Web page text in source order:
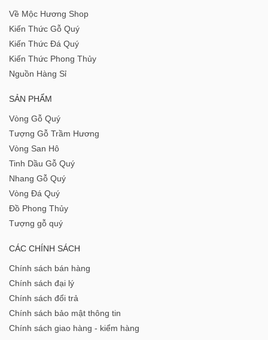
Về Mộc Hương Shop
Kiến Thức Gỗ Quý
Kiến Thức Đá Quý
Kiến Thức Phong Thủy
Nguồn Hàng Sỉ
SẢN PHẨM
Vòng Gỗ Quý
Tượng Gỗ Trầm Hương
Vòng San Hô
Tinh Dầu Gỗ Quý
Nhang Gỗ Quý
Vòng Đá Quý
Đồ Phong Thủy
Tượng gỗ quý
CÁC CHÍNH SÁCH
Chính sách bán hàng
Chính sách đại lý
Chính sách đổi trả
Chính sách bảo mật thông tin
Chính sách giao hàng - kiểm hàng